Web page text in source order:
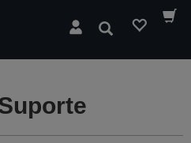
Pesquisar